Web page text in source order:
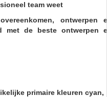
team weet
ontwerpen
met de beste ontwerpen
primaire kleuren cyan,